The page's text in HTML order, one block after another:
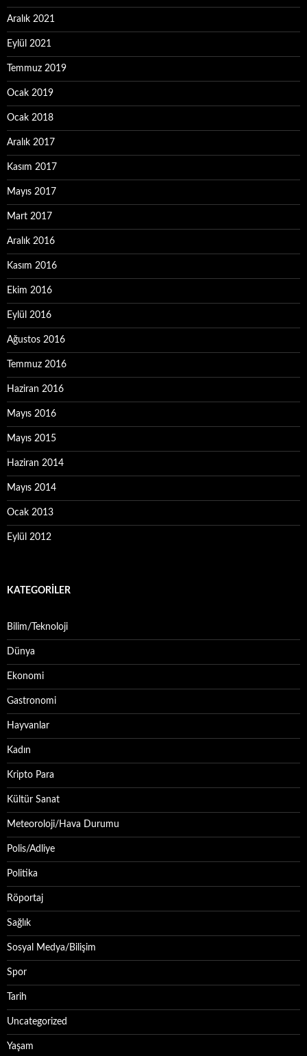
Aralık 2021
Eylül 2021
Temmuz 2019
Ocak 2019
Ocak 2018
Aralık 2017
Kasım 2017
Mayıs 2017
Mart 2017
Aralık 2016
Kasım 2016
Ekim 2016
Eylül 2016
Ağustos 2016
Temmuz 2016
Haziran 2016
Mayıs 2016
Mayıs 2015
Haziran 2014
Mayıs 2014
Ocak 2013
Eylül 2012
KATEGORILER
Bilim/Teknoloji
Dünya
Ekonomi
Gastronomi
Hayvanlar
Kadın
Kripto Para
Kültür Sanat
Meteoroloji/Hava Durumu
Polis/Adliye
Politika
Röportaj
Sağlık
Sosyal Medya/Bilişim
Spor
Tarih
Uncategorized
Yaşam